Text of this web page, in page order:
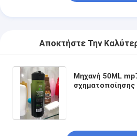
Αποκτήστε Την
Μηχανή 50ML